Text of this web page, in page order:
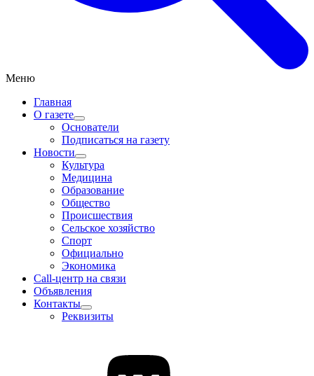
Меню
Главная
О газете
Основатели
Подписаться на газету
Новости
Культура
Медицина
Образование
Общество
Происшествия
Сельское хозяйство
Спорт
Официально
Экономика
Call-центр на связи
Объявления
Контакты
Реквизиты